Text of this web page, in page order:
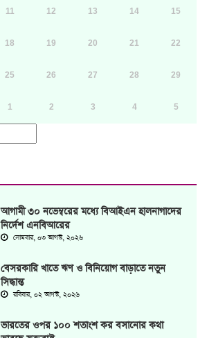
11 12 13 14 15
18 19 20 21 22
25 26 27 28 29
1 2 3 4 5
আগামী ৩০ নভেম্বরের মধ্যে বিআইএন হালনাগাদের
নির্দেশ এনবিআরের
সোমবার, ০৩ আগস্ট, ২০২৬
বেসরকারি খাতে ঋণ ও বিনিয়োগ বাড়াতে নতুন
সিদ্ধান্ত
রবিবার, ০২ আগস্ট, ২০২৬
ভারতের ওপর ১০০ শতাংশ কর বসানোর কথা